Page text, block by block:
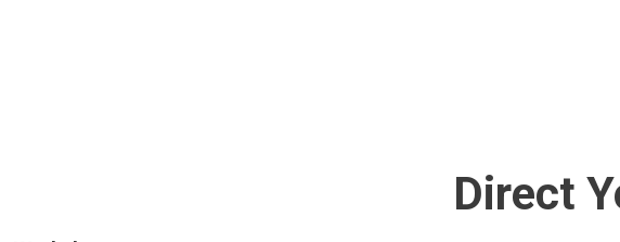
Direct